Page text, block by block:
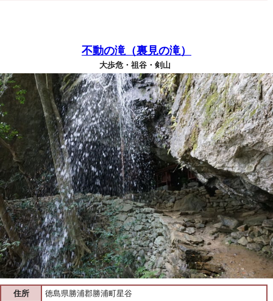
不動の滝（裏見の滝）
大歩危・祖谷・剣山
住所
徳島県勝浦郡勝浦町星谷